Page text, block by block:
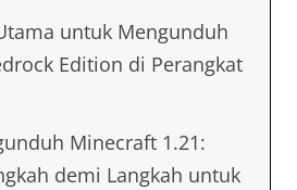
untuk Mengunduh
Edition di Perangkat
Minecraft 1.21:
demi Langkah untuk